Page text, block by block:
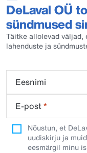
DeLaval OÜ
sündmused
Täitke allolevad väljad,
lahenduste ja
Eesnimi
E-post*
Nõustun, et
uudiskirju ja
eesmärgil minu